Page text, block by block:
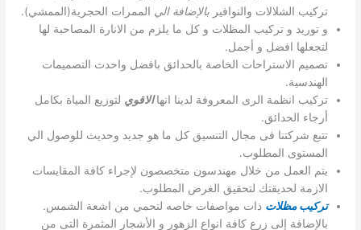
تركيب الشلالات والنوافيربالإضافة الي الممرات الحجرية(الممشي).
و توريد و تركيب المظلات و كل ما يلزم من الانارة المصاحبة لها
لتجعلها افضل و أجمل.
تصميم الاستراحات الخاصة بالحدائق بافضل واحدث التصميمات
الهندسية.
تركيب انظمة الرى المعروفة لدينا انهاالاقوي لتوزيع المياة بكامل
أرجاء الحدائق.
تتبع شركتنا فى مجال التنسيق كل ما هو جديد وحديث للوصول الي
المستوى المطلوب.
يتم العمل من خلال مهندسون متخصصون لإجراء كافة المقايسات
الازمة لحديقتك لتحقيق الغرض المطلوب.
تركيب مظلات ذات مواصفات خاصه لتحمي من اشعة الشمس.
بالإضافة إلى زرع كافة انواع الزهور و الأشجار المثمرة التى من